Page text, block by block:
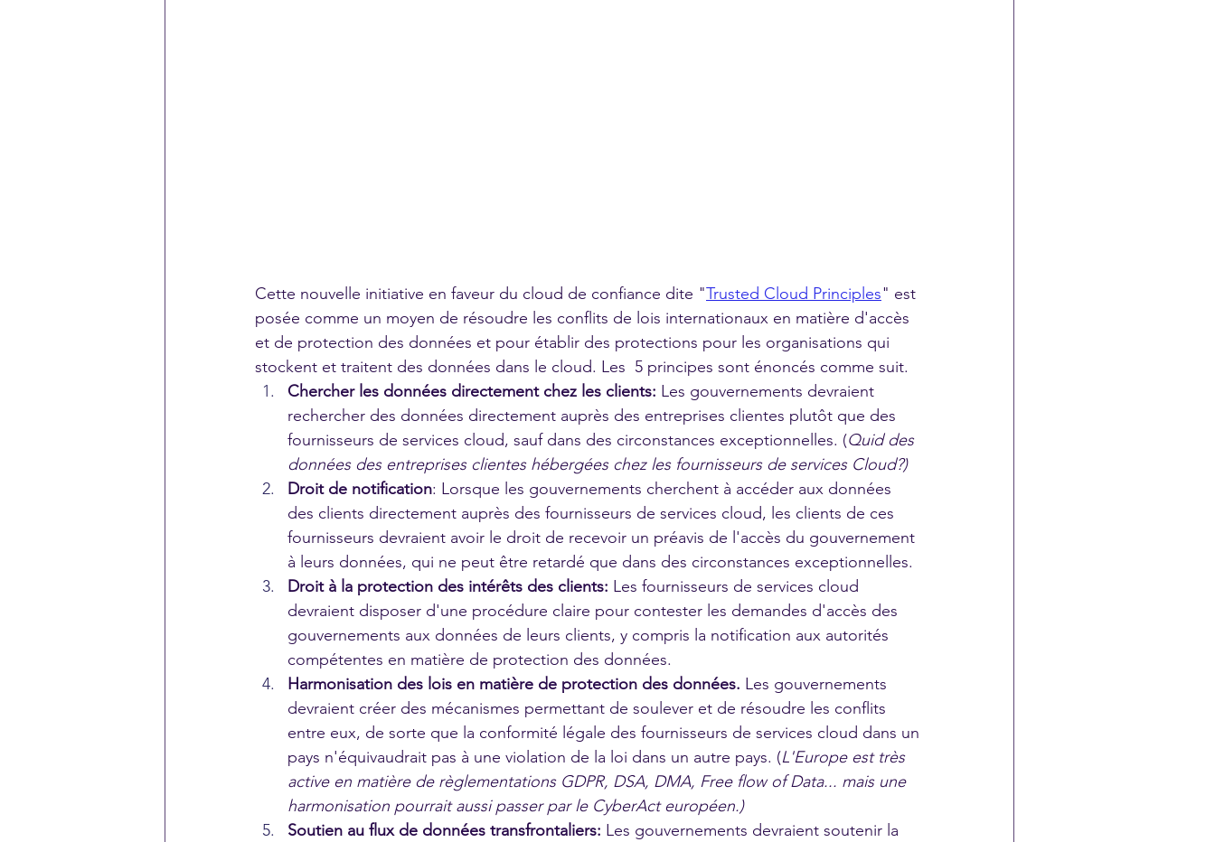
Cette nouvelle initiative en faveur du cloud de confiance dite "Trusted Cloud Principles" est
posée comme un moyen de résoudre les conflits de lois internationaux en matière d'accès
et de protection des données et pour établir des protections pour les organisations qui
stockent et traitent des données dans le cloud. Les  5 principes sont énoncés comme suit.
Chercher les données directement chez les clients: Les gouvernements devraient
rechercher des données directement auprès des entreprises clientes plutôt que des
fournisseurs de services cloud, sauf dans des circonstances exceptionnelles. (Quid des
données des entreprises clientes hébergées chez les fournisseurs de services Cloud?)
Droit de notification: Lorsque les gouvernements cherchent à accéder aux données
des clients directement auprès des fournisseurs de services cloud, les clients de ces
fournisseurs devraient avoir le droit de recevoir un préavis de l'accès du gouvernement
à leurs données, qui ne peut être retardé que dans des circonstances exceptionnelles.
Droit à la protection des intérêts des clients: Les fournisseurs de services cloud
devraient disposer d'une procédure claire pour contester les demandes d'accès des
gouvernements aux données de leurs clients, y compris la notification aux autorités
compétentes en matière de protection des données.
Harmonisation des lois en matière de protection des données. Les gouvernements
devraient créer des mécanismes permettant de soulever et de résoudre les conflits
entre eux, de sorte que la conformité légale des fournisseurs de services cloud dans un
pays n'équivaudrait pas à une violation de la loi dans un autre pays. (L'Europe est très
active en matière de règlementations GDPR, DSA, DMA, Free flow of Data... mais une
harmonisation pourrait aussi passer par le CyberAct européen.)
Soutien au flux de données transfrontaliers: Les gouvernements devraient soutenir la